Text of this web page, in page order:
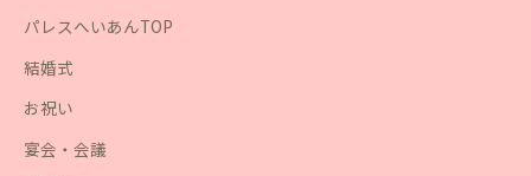
パレスへいあんTOP
結婚式
お祝い
宴会・会議